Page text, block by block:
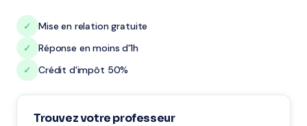
✓
Mise en relation gratuite
✓
Réponse en moins d'1h
✓
Crédit d'impôt 50%
Trouvez votre professeur